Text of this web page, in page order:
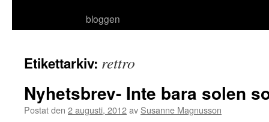
bloggen
Etikettarkiv: rettro
Nyhetsbrev- Inte bara solen
Postat den 2 augusti, 2012av Susanne Magnusson